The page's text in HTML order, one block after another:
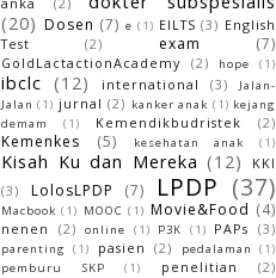
(20) Dosen (7) e (1) EILTS (3) English
Test
(2) exam (7)
GoldLactactionAcademy (2) hope (1)
ibclc (12) international (3)
Jalan-
Jalan (1) jurnal (2) kanker anak (1) kejang
demam
(1) Kemendikbudristek (2)
Kemenkes (5) kesehatan anak (1)
Kisah Ku dan Mereka (12)
KKI
(3)
LolosLPDP (7) LPDP (37)
Macbook (1) MOOC (1) Movie&Food (4)
nenen (2) online (1) P3K (1) PAPs (3)
parenting (1) pasien (2) pedalaman
(1)
pemburu SKP
(1) penelitian (2)